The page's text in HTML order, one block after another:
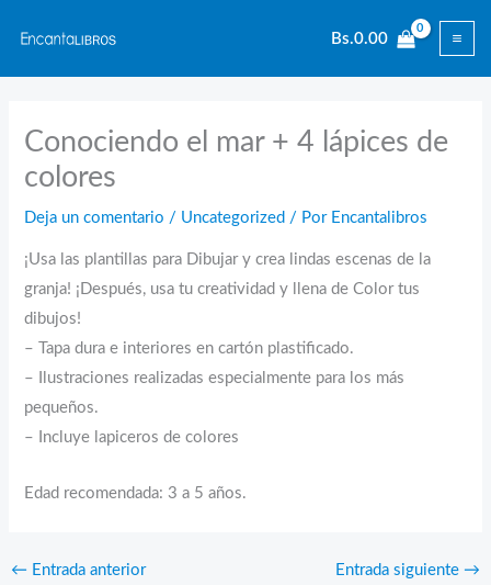
contenido
Bs.0.00
Conociendo el mar + 4 lápices de
colores
Deja un comentario / Uncategorized / Por Encantalibros
¡Usa las plantillas para Dibujar y crea lindas escenas de la
granja! ¡Después, usa tu creatividad y llena de Color tus
dibujos!
– Tapa dura e interiores en cartón plastificado.
– Ilustraciones realizadas especialmente para los más
pequeños.
– Incluye lapiceros de colores
Edad recomendada: 3 a 5 años.
← Entrada anterior Entrada siguiente →